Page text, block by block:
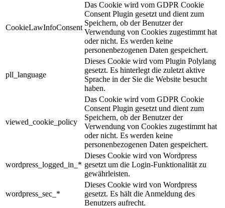
CookieLawInfoConsent
Das Cookie wird vom GDPR Cookie
Consent Plugin gesetzt und dient zum
Speichern, ob der Benutzer der
Verwendung von Cookies zugestimmt hat
oder nicht. Es werden keine
personenbezogenen Daten gespeichert.
pll_language
Dieses Cookie wird vom Plugin Polylang
gesetzt. Es hinterlegt die zuletzt aktive
Sprache in der Sie die Website besucht
haben.
viewed_cookie_policy
Das Cookie wird vom GDPR Cookie
Consent Plugin gesetzt und dient zum
Speichern, ob der Benutzer der
Verwendung von Cookies zugestimmt hat
oder nicht. Es werden keine
personenbezogenen Daten gespeichert.
wordpress_logged_in_*
Dieses Cookie wird von Wordpress
gesetzt um die Login-Funktionalität zu
gewährleisten.
wordpress_sec_*
Dieses Cookie wird von Wordpress
gesetzt. Es hält die Anmeldung des
Benutzers aufrecht.